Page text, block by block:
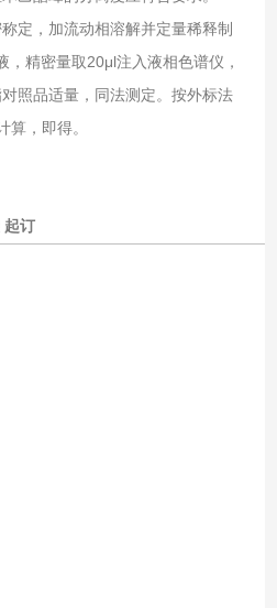
定，加流动相溶解并定量稀释制
精密量取20μl注入液相色谱仪，
照品适量，同法测定。按外标法
算，即得。
起订